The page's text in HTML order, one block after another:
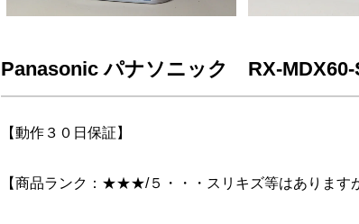
Panasonic パナソニック RX-MDX60-
【動作３０日保証】
【商品ランク：★★★/５・・・スリキズ等はあります